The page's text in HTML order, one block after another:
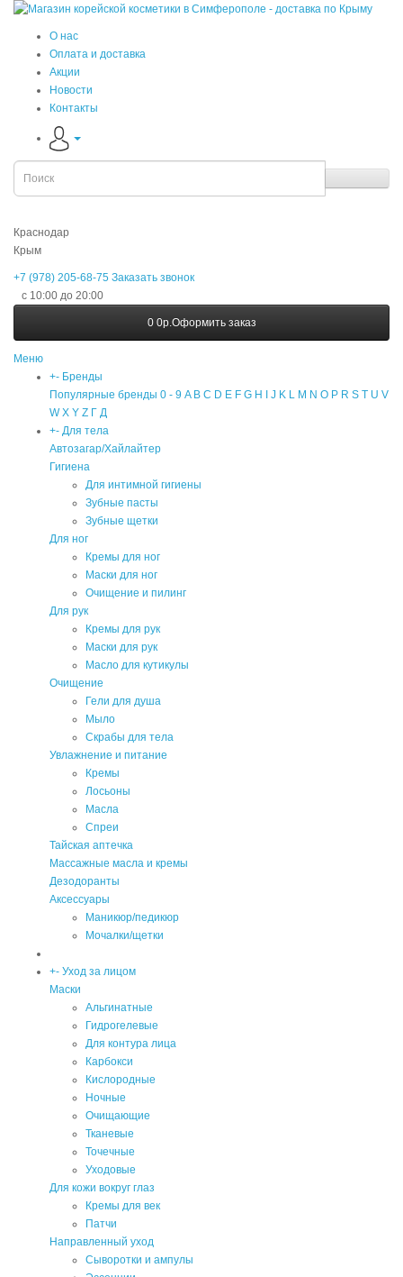
О нас
Оплата и доставка
Акции
Новости
Контакты
Краснодар
Крым
+7 (978) 205-68-75 Заказать звонок
с 10:00 до 20:00
0 0р.Оформить заказ
Меню
+- Бренды
Популярные бренды 0 - 9 A B C D E F G H J K L M N O P R S T U V
W X Y Z Г Д
+- Для тела
Автозагар/Хайлайтер
Гигиена
Для интимной гигиены
Зубные пасты
Зубные щетки
Для ног
Кремы для ног
Маски для ног
Очищение и пилинг
Для рук
Кремы для рук
Маски для рук
Масло для кутикулы
Очищение
Гели для душа
Мыло
Скрабы для тела
Увлажнение и питание
Кремы
Лосьоны
Масла
Спреи
Тайская аптечка
Массажные масла и кремы
Дезодоранты
Аксессуары
Маникюр/педикюр
Мочалки/щетки
+- Уход за лицом
Маски
Альгинатные
Гидрогелевые
Для контура лица
Карбокси
Кислородные
Ночные
Очищающие
Тканевые
Точечные
Уходовые
Для кожи вокруг глаз
Кремы для век
Патчи
Направленный уход
Сыворотки и ампулы